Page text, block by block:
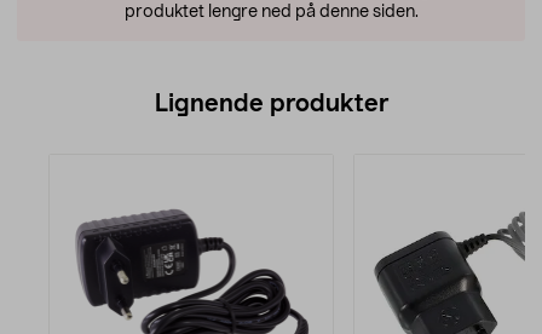
produktet lengre ned på denne siden.
Lignende produkter